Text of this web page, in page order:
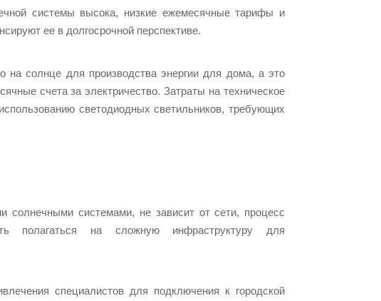
системы высока, низкие ежемесячные тарифы и
ее в долгосрочной перспективе.
на солнце для производства энергии для дома, а это
счета за электричество. Затраты на техническое
светодиодных светильников, требующих
солнечными системами, не зависит от сети, процесс
полагаться на сложную инфраструктуру для
специалистов для подключения к городской